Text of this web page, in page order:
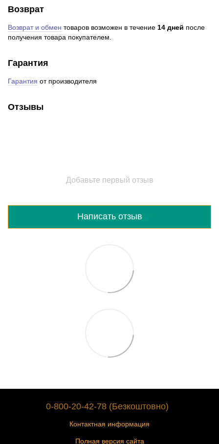
Возврат
Возврат и обмен товаров возможен в течение 14 дней после
получения товара покупателем.
Гарантия
Гарантия от производителя
Отзывы
Добавьте первый отзыв
Написать отзыв
0-800-20-42-78 (Безкоштовно)
Контактная информация
Полная версия сайта